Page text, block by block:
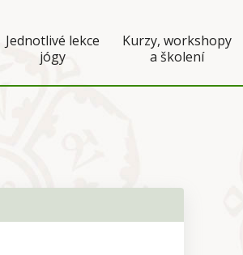
Jednotlivé lekce
jógy
Kurzy, workshopy
a školení